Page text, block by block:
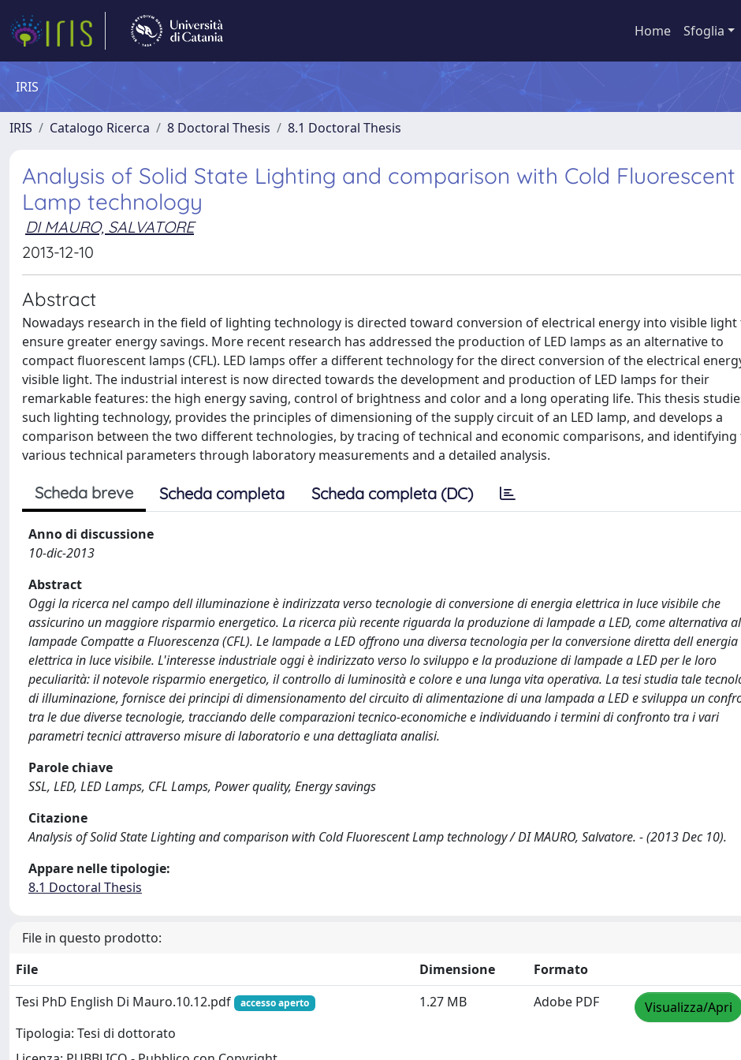
Home Sfoglia
IRIS
IRIS Catalogo Ricerca 8 Doctoral Thesis 8.1 Doctoral Thesis
Analysis of Solid State Lighting and comparison with Cold Fluorescent
Lamp technology
DI MAURO, SALVATORE
2013-12-10
Abstract
Nowadays research in the field of lighting technology is directed toward conversion of electrical energy into visible light
ensure greater energy savings. More recent research has addressed the production of LED lamps as an alternative to
compact fluorescent lamps (CFL). LED lamps offer a different technology for the direct conversion of the electrical
visible light. The industrial interest is now directed towards the development and production of LED lamps for their
remarkable features: the high energy saving, control of brightness and color and a long operating life. This thesis
such lighting technology, provides the principles of dimensioning of the supply circuit of an LED lamp, and develops a
comparison between the two different technologies, by tracing of technical and economic comparisons, and identifying
various technical parameters through laboratory measurements and a detailed analysis.
Scheda breve Scheda completa Scheda completa (DC)
Anno di discussione
10-dic-2013
Abstract
Oggi la ricerca nel campo dell illuminazione è indirizzata verso tecnologie di conversione di energia elettrica in luce visibile che
assicurino un maggiore risparmio energetico. La ricerca più recente riguarda la produzione di lampade a LED, come alternativa
lampade Compatte a Fluorescenza (CFL). Le lampade a LED offrono una diversa tecnologia per la conversione diretta dell energia
elettrica in luce visibile. L'interesse industriale oggi è indirizzato verso lo sviluppo e la produzione di lampade a LED per le loro
peculiarità: il notevole risparmio energetico, il controllo di luminosità e colore e una lunga vita operativa. La tesi studia tale
di illuminazione, fornisce dei principi di dimensionamento del circuito di alimentazione di una lampada a LED e sviluppa un
tra le due diverse tecnologie, tracciando delle comparazioni tecnico-economiche e individuando i termini di confronto tra i vari
parametri tecnici attraverso misure di laboratorio e una dettagliata analisi.
Parole chiave
SSL, LED, LED Lamps, CFL Lamps, Power quality, Energy savings
Citazione
Analysis of Solid State Lighting and comparison with Cold Fluorescent Lamp technology / DI MAURO, Salvatore. - (2013 Dec 10).
Appare nelle tipologie:
8.1 Doctoral Thesis
File in questo prodotto:
File
Dimensione
Formato
Tesi PhD English Di Mauro.10.12.pdf
accesso aperto
Tipologia: Tesi di dottorato
1.27 MB Adobe PDF Visualizza/Apri